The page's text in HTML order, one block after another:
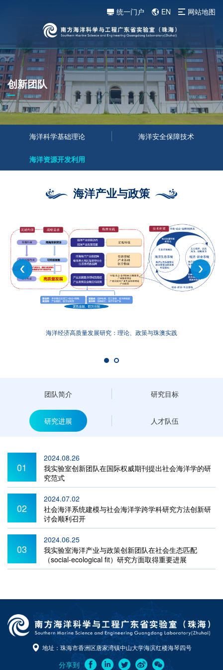
统一门户 EN 网站地图
创新团队
海洋科学基础理论 海洋安全保障技术
海洋资源开发利用
海洋产业与政策
海洋经济高质量发展研究：理论、政策与珠澳实践
团队简介 研究目标
研究进展 人才队伍
01
2024.08.26
我实验室创新团队在国际权威期刊提出社会海洋学的研
究范式
02
2024.07.02
社会海洋系统建模与社会海洋学跨学科研究方法创新研
讨会顺利召开
03
2024.06.25
我实验室海洋产业与政策创新团队在社会生态匹配
（social-ecological fit）研究方面取得重要进展
地址：珠海市香洲区唐家湾镇中山大学海滨红楼海琴四号
分享到